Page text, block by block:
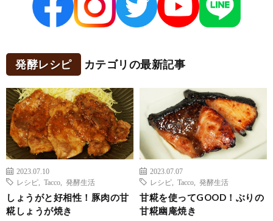
発酵レシピ カテゴリの最新記事
2023.07.10
レシピ
Tacco 発酵生活
しょうがと好相性！豚肉の甘
糀しょうが焼き
2023.07.07
レシピ
Tacco 発酵生活
甘糀を使ってGOOD！ぶりの
甘糀幽庵焼き